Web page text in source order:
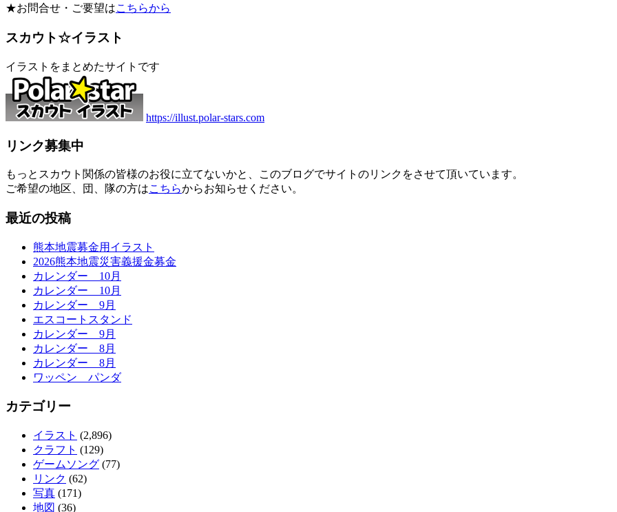
★お問合せ・ご要望はこちらから
スカウト☆イラスト
イラストをまとめたサイトです
https://illust.polar-stars.com
リンク募集中
もっとスカウト関係の皆様のお役に立てないかと、このブログでサイトのリンクをさせて頂いています。
ご希望の地区、団、隊の方はこちらからお知らせください。
最近の投稿
熊本地震募金用イラスト
2026熊本地震災害義援金募金
カレンダー 10月
カレンダー 10月
カレンダー 9月
エスコートスタンド
カレンダー 9月
カレンダー 8月
カレンダー 8月
ワッペン パンダ
カテゴリー
イラスト (2,896)
クラフト (129)
ゲームソング (77)
リンク (62)
写真 (171)
地図 (36)